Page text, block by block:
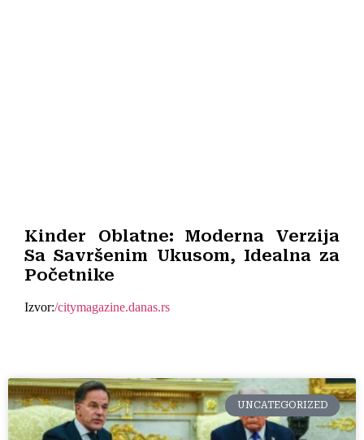
Kinder Oblatne: Moderna Verzija
Sa Savršenim Ukusom, Idealna za
Početnike
Izvor:/citymagazine.danas.rs
UNCATEGORIZED